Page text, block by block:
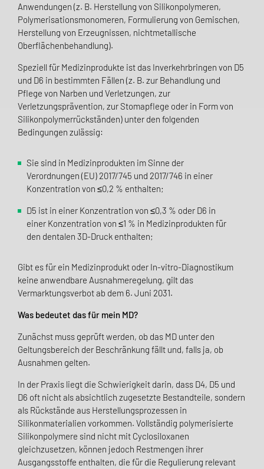
Anwendungen (z. B. Herstellung von Silikonpolymeren,
Polymerisationsmonomeren, Formulierung von Gemischen,
Herstellung von Erzeugnissen, nichtmetallische
Oberflächenbehandlung).
Speziell für Medizinprodukte ist das Inverkehrbringen von D5
und D6 in bestimmten Fällen (z. B. zur Behandlung und
Pflege von Narben und Verletzungen, zur
Verletzungsprävention, zur Stomapflege oder in Form von
Silikonpolymerrückständen) unter den folgenden
Bedingungen zulässig:
Sie sind in Medizinprodukten im Sinne der
Verordnungen (EU) 2017/745 und 2017/746 in einer
Konzentration von ≤0,2 % enthalten;
D5 ist in einer Konzentration von ≤0,3 % oder D6 in
einer Konzentration von ≤1 % in Medizinprodukten für
den dentalen 3D-Druck enthalten;
Gibt es für ein Medizinprodukt oder In-vitro-Diagnostikum
keine anwendbare Ausnahmeregelung, gilt das
Vermarktungsverbot ab dem 6. Juni 2031.
Was bedeutet das für mein MD?
Zunächst muss geprüft werden, ob das MD unter den
Geltungsbereich der Beschränkung fällt und, falls ja, ob
Ausnahmen gelten.
In der Praxis liegt die Schwierigkeit darin, dass D4, D5 und
D6 oft nicht als absichtlich zugesetzte Bestandteile, sondern
als Rückstände aus Herstellungsprozessen in
Silikonmaterialien vorkommen. Vollständig polymerisierte
Silikonpolymere sind nicht mit Cyclosiloxanen
gleichzusetzen, können jedoch Restmengen ihrer
Ausgangsstoffe enthalten, die für die Regulierung relevant